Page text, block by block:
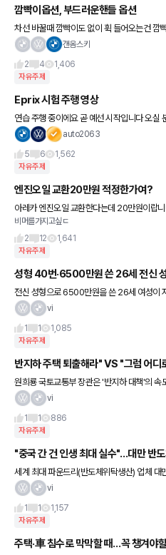
깜빡이옵션, 부드러운핸들 옵션
차선 바꿀때 깜빡이도 없이 휙 들어오는건 깜빡이 옵션도 없고 핸들도 힘을 많이줘야해서
힘조절을 실패해서 그런거죠??? 진짜 바로앞에사
갠옴스키
2
4 1,406
자유주제
Eprix 시험 주행 영상
연습 주행 중이에요 곧 예선 시작입니다 오실 분들은 아래 일정을 참
고하세요 제 인스타그램에 올린 영상을 보세요
auto2063
5
6 1,562
자유주제
엔진오일 교환20만원 적정한가여?
아레카 엔진오일 교환한다는데 20만원이랍
0i 입니다 첫차사서 교환하는거라 ..
비머를가지고싶ㄷ
2
12 1,641
자유주제
성형 40번·6500만원 쓴 26세 전신
전신 성형으로 6500만원을 쓴 26세 여성이
다. 지난 12일 방송된 채널A 예능프로그램 ‘푸어라이크’에는 40번의 성형 수술과 시술로
vi
1
1 1,085
자유주제
반지하 주택 퇴출해라" VS "그럼 어디
원희룡 국토교통부 장관은 '반지하 대책'의 속도
은 12일 자신의 페이스북에 "반지하도 사람이
vi
1
1 886
자유주제
"중국 간 건 인생 최대 실수"…대만 반도
세계 최대 파운드리(반도체위탁생산) 업체
중국에 스카우트됐던 반도체 업계 거물이 자신
vi
1
1 1,157
자유주제
주택·車 침수로 막막할 때…꼭 챙겨야